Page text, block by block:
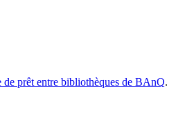
de prêt entre bibliothèques de BAnQ.